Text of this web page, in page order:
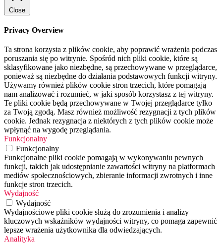
Close
Privacy Overview
Ta strona korzysta z plików cookie, aby poprawić wrażenia podczas
poruszania się po witrynie. Spośród nich pliki cookie, które są
sklasyfikowane jako niezbędne, są przechowywane w przeglądarce,
ponieważ są niezbędne do działania podstawowych funkcji witryny.
Używamy również plików cookie stron trzecich, które pomagają
nam analizować i rozumieć, w jaki sposób korzystasz z tej witryny.
Te pliki cookie będą przechowywane w Twojej przeglądarce tylko
za Twoją zgodą. Masz również możliwość rezygnacji z tych plików
cookie. Jednak rezygnacja z niektórych z tych plików cookie może
wpłynąć na wygodę przeglądania.
Funkcjonalny
Funkcjonalny
Funkcjonalne pliki cookie pomagają w wykonywaniu pewnych
funkcji, takich jak udostępnianie zawartości witryny na platformach
mediów społecznościowych, zbieranie informacji zwrotnych i inne
funkcje stron trzecich.
Wydajność
Wydajność
Wydajnościowe pliki cookie służą do zrozumienia i analizy
kluczowych wskaźników wydajności witryny, co pomaga zapewnić
lepsze wrażenia użytkownika dla odwiedzających.
Analityka